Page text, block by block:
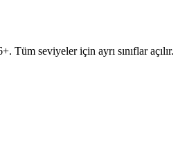
Tüm seviyeler için ayrı sınıflar açılır.